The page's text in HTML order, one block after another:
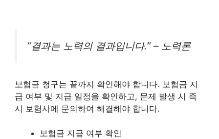
“결과는 노력의 결과입니다.” – 노력론
보험금 청구는 끝까지 확인해야 합니다. 보험금 지
급 여부 및 지급 일정을 확인하고, 문제 발생 시 즉
시 보험사에 문의하여 해결해야 합니다.
보험금 지급 여부 확인